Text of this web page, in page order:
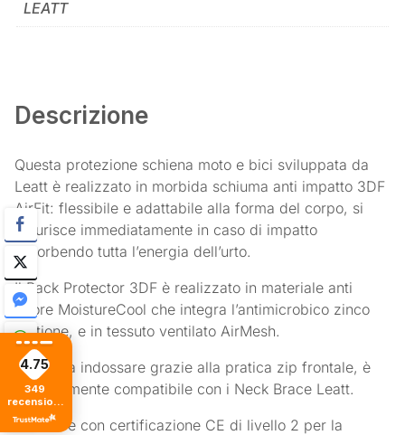
LEATT
Descrizione
Questa protezione schiena moto e bici sviluppata da
Leatt è realizzato in morbida schiuma anti impatto 3DF
AirFit: flessibile e adattabile alla forma del corpo, si
indurisce immediatamente in caso di impatto
assorbendo tutta l’energia dell’urto.
Il Back Protector 3DF è realizzato in materiale anti
odore MoistureCool che integra l’antimicrobico zinco
piritione, e in tessuto ventilato AirMesh.
Facile da indossare grazie alla pratica zip frontale, è
perfettamente compatibile con i Neck Brace Leatt.
Testato e con certificazione CE di livello 2 per la
4.75
349
recensioni
di tutti i